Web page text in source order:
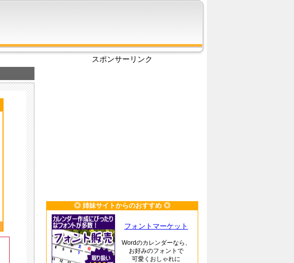
スポンサーリンク
◎ 姉妹サイトからのおすすめ ◎
フォントマーケット
Wordのカレンダーなら、
お好みのフォントで
可愛くおしゃれに